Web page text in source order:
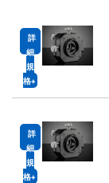
詳
細
規
格
詳
細
規
格